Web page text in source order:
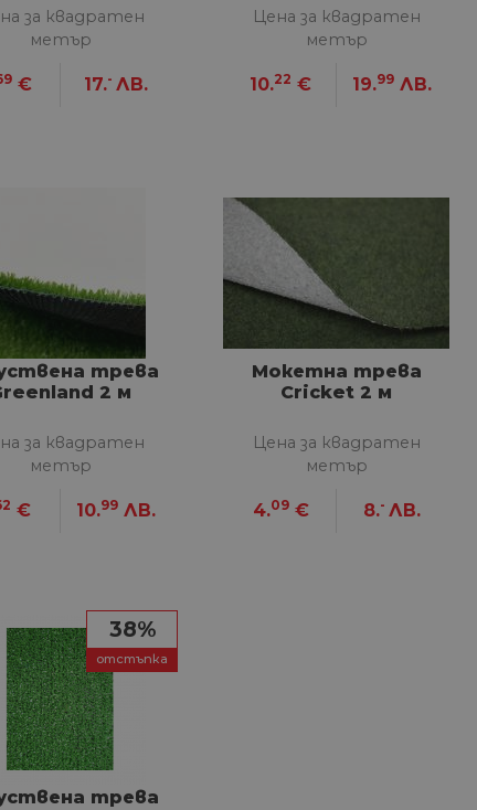
за квадратен
метър
€ 17.- ЛВ.
Цена за квадратен
метър
10.22 € 19.99 ЛВ.
трева
2 м
за квадратен
метър
€ 10.99 ЛВ.
Мокетна трева
Cricket 2 м
Цена за квадратен
метър
4.09 € 8.- ЛВ.
38%
отстъпка
трева